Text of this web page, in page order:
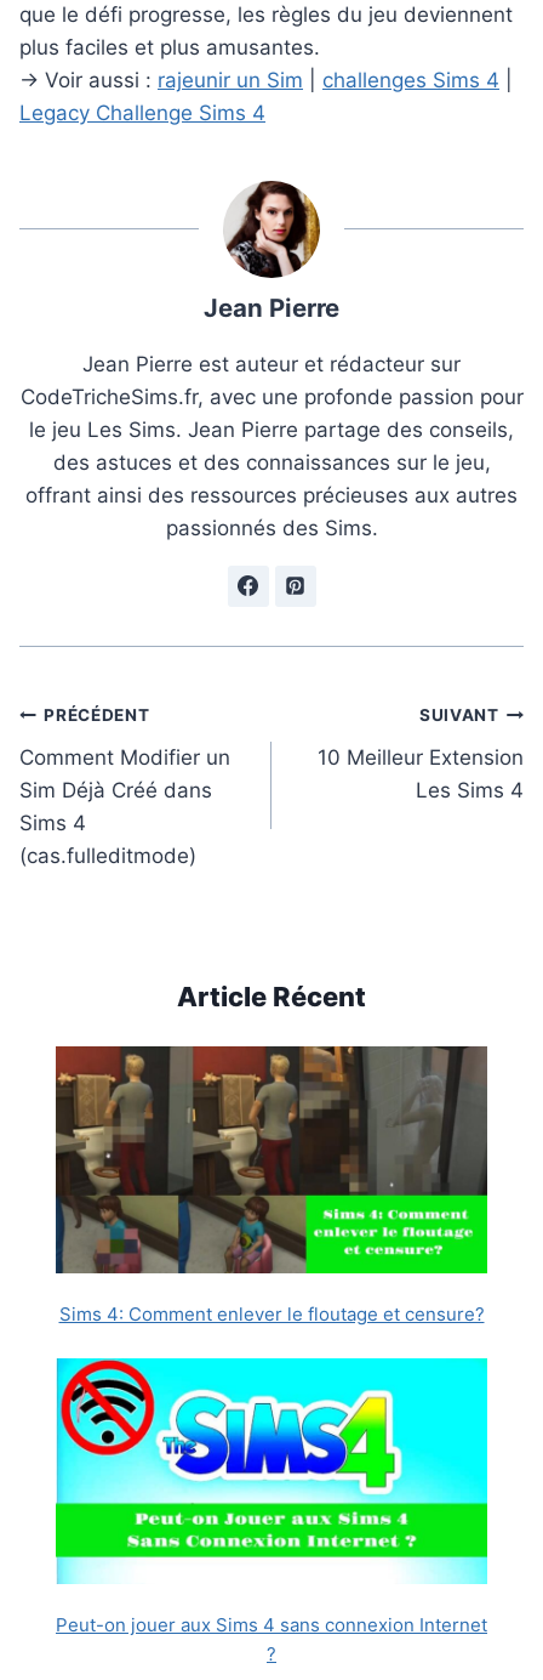
que le défi progresse, les règles du jeu deviennent
plus faciles et plus amusantes.
→ Voir aussi : rajeunir un Sim challenges Sims 4
Legacy Challenge Sims 4
Jean Pierre
Jean Pierre est auteur et rédacteur sur
CodeTricheSims.fr, avec une profonde passion pour
le jeu Les Sims. Jean Pierre partage des conseils,
des astuces et des connaissances sur le jeu,
offrant ainsi des ressources précieuses aux autres
passionnés des Sims.
Navigation
de
l’article
PRÉCÉDENT
Comment Modifier un
Sim Déjà Créé dans
Sims 4
(cas.fulleditmode)
SUIVANT
10 Meilleur Extension
Les Sims 4
Article Récent
Sims 4: Comment enlever le floutage et censure?
Peut-on jouer aux Sims 4 sans connexion Internet
?